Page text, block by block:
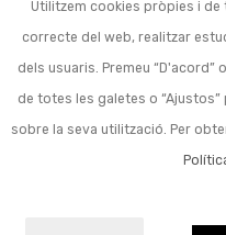
Utilitzem cookies pròpies i
correcte del web, realitzar
dels usuaris. Premeu “D'acord”
de totes les galetes o
sobre la seva utilització. Per